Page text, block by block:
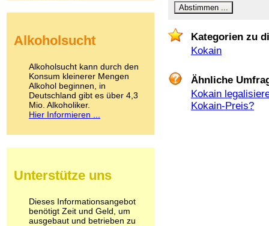
Kategorien zu
Kokain
Ähnliche
Kokain
Kokain-Preis?
Kokain
LSD
Marihuana
Medikamente
Meskalin
Metamphetamin
Methadon
Pilze
Psychopharmaka
Schlafmittel
Schmerzmittel
Alkoholsucht
Alkoholsucht kann durch den
Konsum kleinerer Mengen
Alkohol beginnen, in
Deutschland gibt es über 4,3
Mio. Alkoholiker.
Hier Informieren ...
Unterstütze uns
Dieses Informationsangebot
benötigt Zeit und Geld, um
ausgebaut und betrieben zu